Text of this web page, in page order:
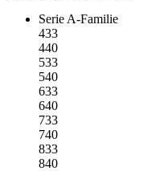
Serie A-Familie
433
440
533
540
633
640
733
740
833
840